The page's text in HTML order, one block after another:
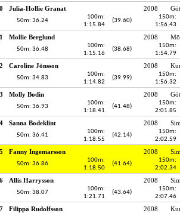
Julia-Hollie Granat 2008
50m: 36.24
100m:
1:15.84
(39.60)
150m:
1:56.43
Mollie Berglund 2008
50m: 36.48
100m:
1:15.16
(38.68)
150m:
1:54.79
Caroline Jönsson 2008
50m: 34.83
100m:
1:14.82
(39.99)
150m:
1:56.32
Molly Bodin 2008
50m: 36.93
100m:
1:18.41
(41.48)
150m:
2:01.85
Sanna Bodeklint 2008
50m: 36.41
100m:
1:18.55
(42.14)
150m:
2:02.59
Fanny Ingemarsson 2008
50m: 36.86
100m:
1:18.50
(41.64)
150m:
2:02.34
Allis Harrysson 2008
50m: 38.07
100m:
1:21.71
(43.64)
150m:
2:07.46
Filippa Rudolfsson 2008